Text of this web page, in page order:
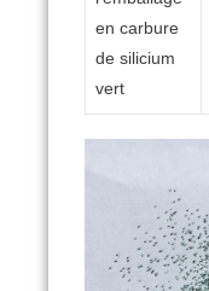
en carbure
de silicium
vert